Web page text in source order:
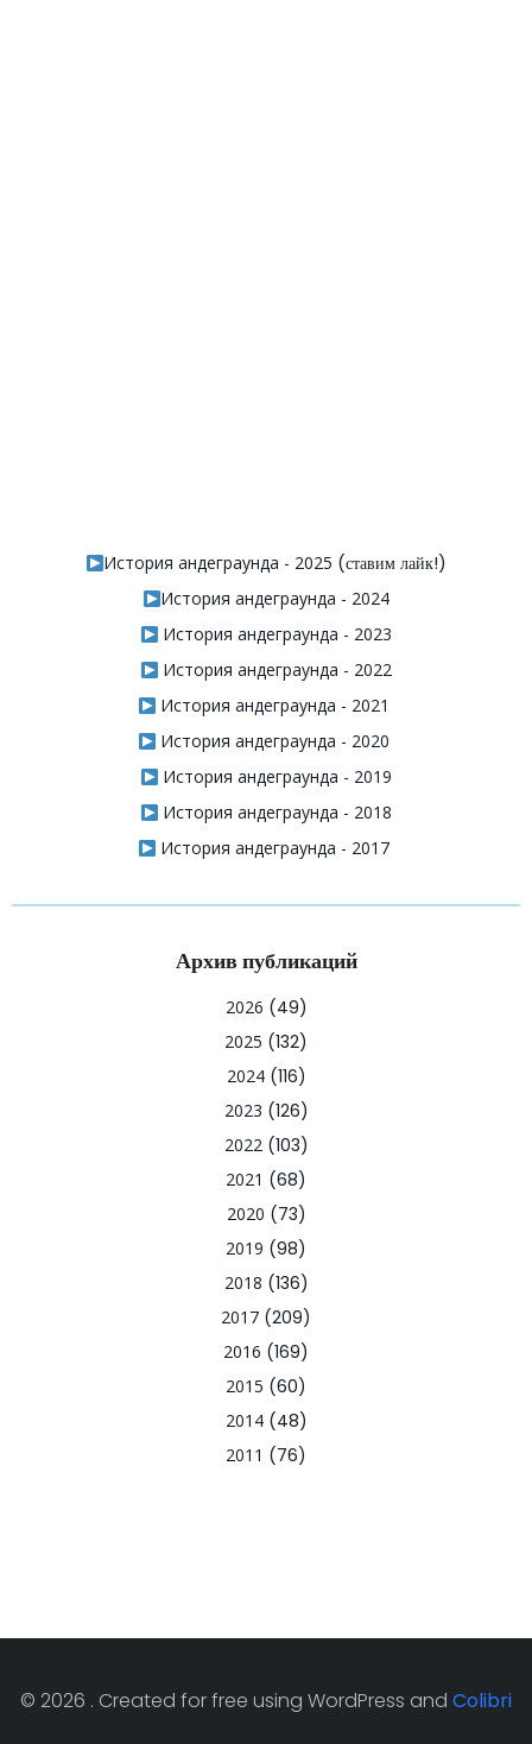
История андеграунда - 2025 (ставим лайк!)
История андеграунда - 2024
История андеграунда - 2023
История андеграунда - 2022
История андеграунда - 2021
История андеграунда - 2020
История андеграунда - 2019
История андеграунда - 2018
История андеграунда - 2017
Архив публикаций
2026 (49)
2025 (132)
2024(116)
2023 (126)
2022(103)
2021 (68)
2020 (73)
2019 (98)
2018 (136)
2017 (209)
2016 (169)
2015 (60)
2014(48)
2011 (76)
© 2026 . Created for free using WordPress and Colibri